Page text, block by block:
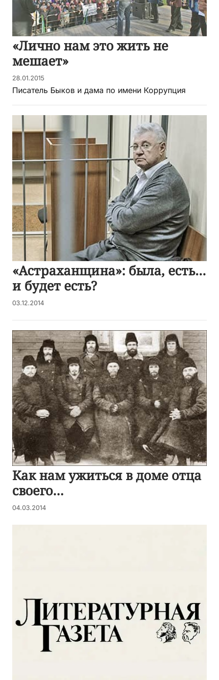
«Лично нам это жить не
мешает»
28.01.2015
Писатель Быков и дама по имени Коррупция
«Астраханщина»: была, есть…
и будет есть?
03.12.2014
Как нам ужиться в доме отца
своего…
04.03.2014